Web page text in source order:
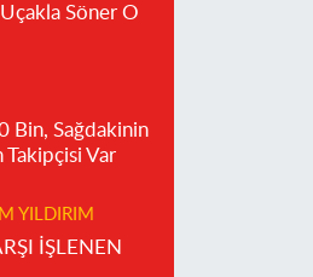
Söner O
Bin, Sağdakinin
Takipçisi Var
YILDIRIM
İŞLENEN